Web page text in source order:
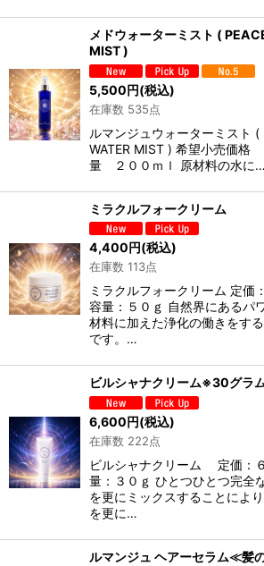
メドウォーターミスト (
MIST )
5,500円(税込)
在庫数 535点
ルマンジュウォーターミスト (
WATER MIST ) 希望小売価
量 ２００ｍｌ 原材料の水に…
ミラクルフォークリーム
4,400 円(税込)
在庫数 113点
ミラクルフォークリーム 定
容量：５０ｇ 自然界にあるパ
材料に加えた浄化の働きをす
です。…
ビルシャナクリーム※30グラ
6,600円(税込)
在庫数 222点
ビルシャナクリーム 定価：
量：３０ｇ ひとつひとつ完全
を更にミックスすることによ
を更に…
ルマンジュ ヘアーセラム≪髪